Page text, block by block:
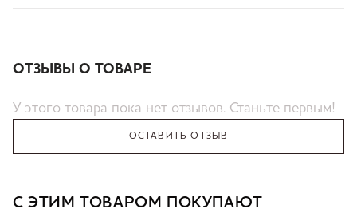
ОТЗЫВЫ О ТОВАРЕ
У этого товара пока нет отзывов. Станьте первым!
ОСТАВИТЬ ОТЗЫВ
С ЭТИМ ТОВАРОМ ПОКУПАЮТ